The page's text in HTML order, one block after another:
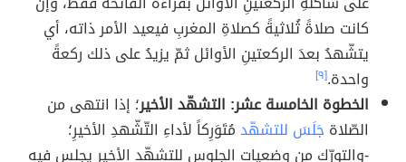
كانت صلاةً ثُلاثيةً كصلاةِ المغربِ فيعيد الأمر ذاته، أي
يتشّهدُ بعدَ الركعتينِ الأوائل ثمّ يزيدُ على ذلك ركعةً
واحدة.[٩]
الخطوة الخامسة عشر: التشهّد الأخير؛ إذا انتهى من
الصّلاةجَلَسَ للتشهّدمُتَوَرِكاً لأداءِ التّشّهدِ الأخيرِ؛
-والتورّك من وضعيات الجلوس للتشهّد الأخير يجلس فيه